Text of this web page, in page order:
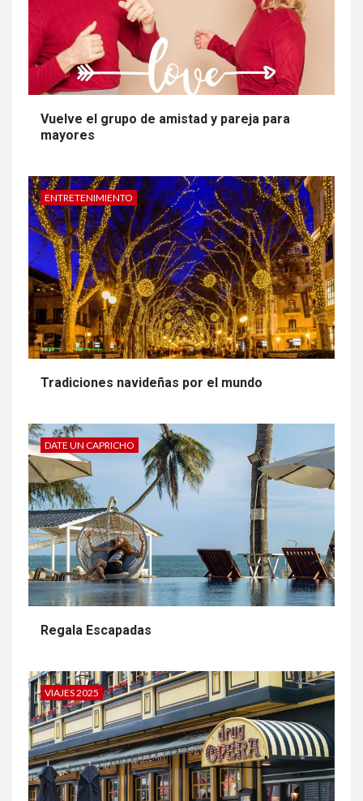
Vuelve el grupo de amistad y pareja para
mayores
ENTRETENIMIENTO
Tradiciones navideñas por el mundo
DATE UN CAPRICHO
Regala Escapadas
VIAJES 2025